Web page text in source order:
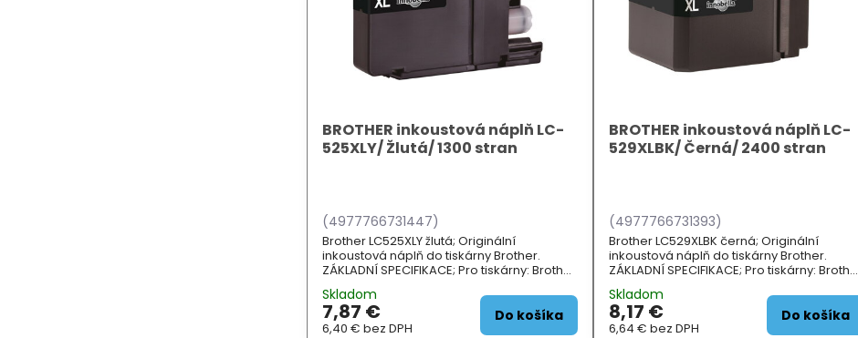
BROTHER inkoustová náplň LC-
525XLY/ Žlutá/ 1300 stran
(4977766731447)
Brother LC525XLY žlutá; Originální
inkoustová náplň do tiskárny Brother.
ZÁKLADNÍ SPECIFIKACE; Pro tiskárny: Brother
Skladom
7,87 €
6,40 €bez DPH
Do košíka
BROTHER inkoustová náplň LC-
529XLBK/ Černá/ 2400 stran
(4977766731393)
Brother LC529XLBK černá; Originální
inkoustová náplň do tiskárny Brother.
ZÁKLADNÍ SPECIFIKACE; Pro tiskárny: Brother
Skladom
8,17 €
6,64 €bez DPH
Do košíka